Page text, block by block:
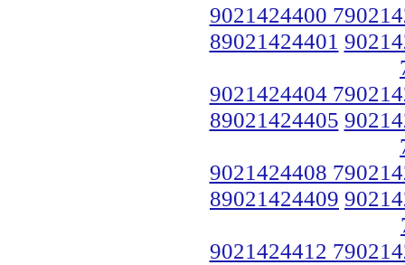
9021424400
89021424401
9021424404
89021424405
9021424408
89021424409
9021424412